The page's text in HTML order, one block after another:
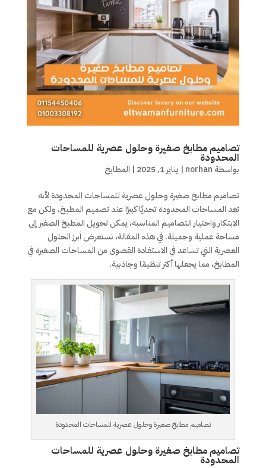
تصاميم مطابخ صغيرة وحلول عصرية للمساحات
المحدودة
بواسطة norhan
| يناير 1, 2025 | المطابخ
تصاميم مطابخ صغيرة وحلول عصرية للمساحات المحدودة لأنه
تعد المساحات المحدودة تحديًا كبيرًا عند تصميم المطبخ، ولكن مع
الابتكار واختيار التصاميم المناسبة، يمكن تحويل المطبخ الصغير إلى
مساحة عملية وجميلة. في هذه المقالة، نستعرض أبرز الحلول
العصرية التي تساعد في الاستفادة القصوى من المساحات الصغيرة في
المطابخ، مما يجعلها أكثر تنظيمًا وجاذبية.
تصاميم مطابخ صغيرة وحلول عصرية للمساحات المحدودة
تصاميم مطابخ صغيرة وحلول عصرية للمساحات
المحدودة